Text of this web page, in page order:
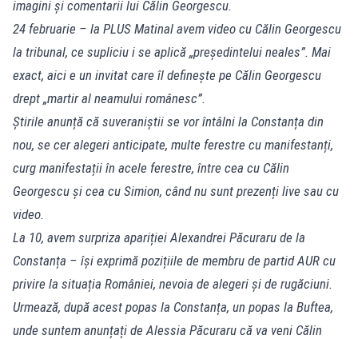
imagini și comentarii lui Călin Georgescu.
24 februarie – la PLUS Matinal avem video cu Călin Georgescu
la tribunal, ce supliciu i se aplică „președintelui neales”. Mai
exact, aici e un invitat care îl definește pe Călin Georgescu
drept „martir al neamului românesc”.
Știrile anunță că suveraniștii se vor întâlni la Constanța din
nou, se cer alegeri anticipate, multe ferestre cu manifestanți,
curg manifestații în acele ferestre, între cea cu Călin
Georgescu și cea cu Simion, când nu sunt prezenți live sau cu
video.
La 10, avem surpriza apariției Alexandrei Păcuraru de la
Constanța – își exprimă pozițiile de membru de partid AUR cu
privire la situația României, nevoia de alegeri și de rugăciuni.
Urmează, după acest popas la Constanța, un popas la Buftea,
unde suntem anunțați de Alessia Păcuraru că va veni Călin